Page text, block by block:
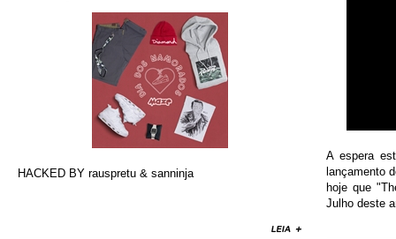
HACKED BY rauspretu & sanninja
A espera
lançamento
hoje que
Julho deste